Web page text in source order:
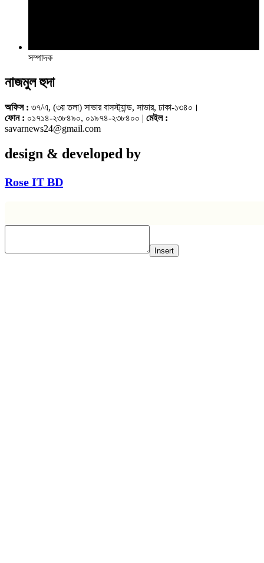
সম্পাদক
নাজমুল হুদা
অফিস : ৩৭/এ, (৩য় তলা) সাভার বাসস্ট্যান্ড, সাভার, ঢাকা-১৩৪০।
ফোন : ০১৭১৪-২৩৮৪৯০, ০১৯৭৪-২৩৮৪০০ | মেইল :
savarnews24@gmail.com
design & developed by
Rose IT BD
Insert